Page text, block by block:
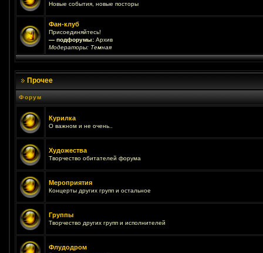
Новые события, новые посторы
Фан-клуб
Присоединяйтесь!
— подфорумы: Архив
Модераторы: Темная
Прочее
Форум
Курилка
О важном и не очень..
Художества
Творчество обитателей форума
Мероприятия
Концерты других групп и остальное
Группы
Творчество других групп и исполнителей
Флудодром